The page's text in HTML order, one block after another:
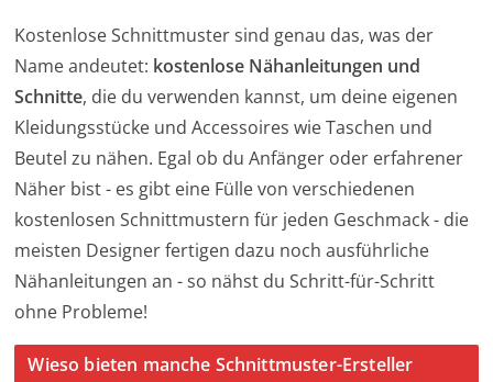
Kostenlose Schnittmuster sind genau das, was der
Name andeutet: kostenlose Nähanleitungen und
Schnitte, die du verwenden kannst, um deine eigenen
Kleidungsstücke und Accessoires wie Taschen und
Beutel zu nähen. Egal ob du Anfänger oder erfahrener
Näher bist - es gibt eine Fülle von verschiedenen
kostenlosen Schnittmustern für jeden Geschmack - die
meisten Designer fertigen dazu noch ausführliche
Nähanleitungen an - so nähst du Schritt-für-Schritt
ohne Probleme!
Wieso bieten manche Schnittmuster-Ersteller